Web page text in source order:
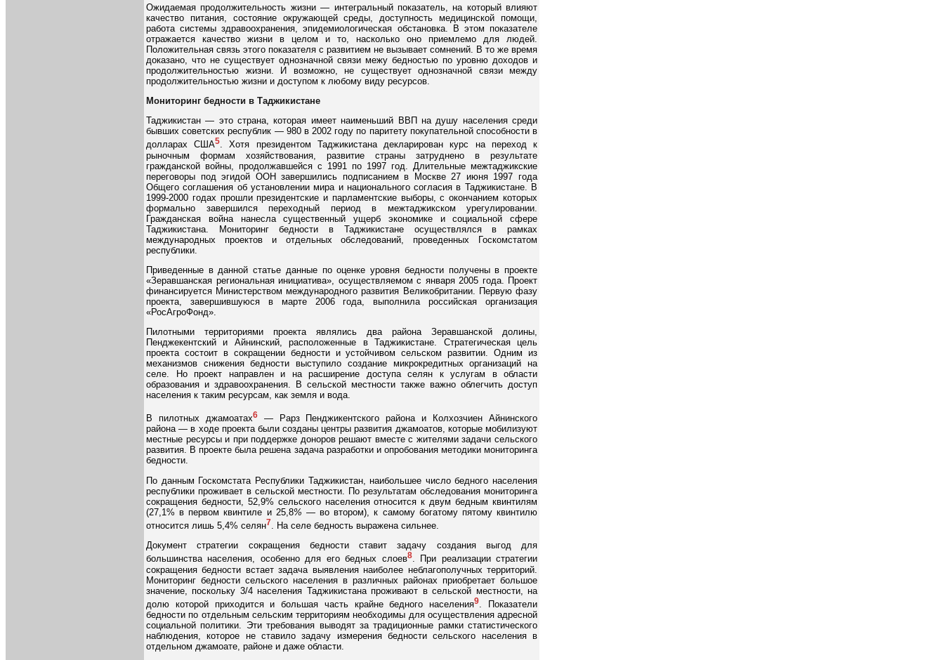
Ожидаемая продолжительность жизни — интегральный показатель, на который влияют
качество питания, состояние окружающей среды, доступность медицинской помощи,
работа системы здравоохранения, эпидемиологическая обстановка. В этом показателе
отражается качество жизни в целом и то, насколько оно приемлемо для людей.
Положительная связь этого показателя с развитием не вызывает сомнений. В то же время
доказано, что не существует однозначной связи межу бедностью по уровню доходов и
продолжительностью жизни. И возможно, не существует однозначной связи между
продолжительностью жизни и доступом к любому виду ресурсов.
Мониторинг бедности в Таджикистане
Таджикистан — это страна, которая имеет наименьший ВВП на душу населения среди
бывших советских республик — 980 в 2002 году по паритету покупательной способности в
долларах США5. Хотя президентом Таджикистана декларирован курс на переход к
рыночным формам хозяйствования, развитие страны затруднено в результате
гражданской войны, продолжавшейся с 1991 по 1997 год. Длительные межтаджикские
переговоры под эгидой ООН завершились подписанием в Москве 27 июня 1997 года
Общего соглашения об установлении мира и национального согласия в Таджикистане. В
1999-2000 годах прошли президентские и парламентские выборы, с окончанием которых
формально завершился переходный период в межтаджикском урегулировании.
Гражданская война нанесла существенный ущерб экономике и социальной сфере
Таджикистана. Мониторинг бедности в Таджикистане осуществлялся в рамках
международных проектов и отдельных обследований, проведенных Госкомстатом
республики.
Приведенные в данной статье данные по оценке уровня бедности получены в проекте
«Зеравшанская региональная инициатива», осуществляемом с января 2005 года. Проект
финансируется Министерством международного развития Великобритании. Первую фазу
проекта, завершившуюся в марте 2006 года, выполнила российская организация
«РосАгроФонд».
Пилотными территориями проекта являлись два района Зеравшанской долины,
Пенджекентский и Айнинский, расположенные в Таджикистане. Стратегическая цель
проекта состоит в сокращении бедности и устойчивом сельском развитии. Одним из
механизмов снижения бедности выступило создание микрокредитных организаций на
селе. Но проект направлен и на расширение доступа селян к услугам в области
образования и здравоохранения. В сельской местности также важно облегчить доступ
населения к таким ресурсам, как земля и вода.
В пилотных джамоатах6— Рарз Пенджикентского района и Колхозчиен Айнинского
района — в ходе проекта были созданы центры развития джамоатов, которые мобилизуют
местные ресурсы и при поддержке доноров решают вместе с жителями задачи сельского
развития. В проекте была решена задача разработки и опробования методики мониторинга
бедности.
По данным Госкомстата Республики Таджикистан, наибольшее число бедного населения
республики проживает в сельской местности. По результатам обследования мониторинга
сокращения бедности, 52,9% сельского населения относится к двум бедным квинтилям
(27,1% в первом квинтиле и 25,8% — во втором), к самому богатому пятому квинтилю
относится лишь 5,4% селян7 . На селе бедность выражена сильнее.
Документ стратегии сокращения бедности ставит задачу создания выгод для
большинства населения, особенно для его бедных слоев8. При реализации стратегии
сокращения бедности встает задача выявления наиболее неблагополучных территорий.
Мониторинг бедности сельского населения в различных районах приобретает большое
значение, поскольку 3/4 населения Таджикистана проживают в сельской местности, на
долю которой приходится и большая часть крайне бедного населения9. Показатели
бедности по отдельным сельским территориям необходимы для осуществления адресной
социальной политики. Эти требования выводят за традиционные рамки статистического
наблюдения, которое не ставило задачу измерения бедности сельского населения в
отдельном джамоате, районе и даже области.